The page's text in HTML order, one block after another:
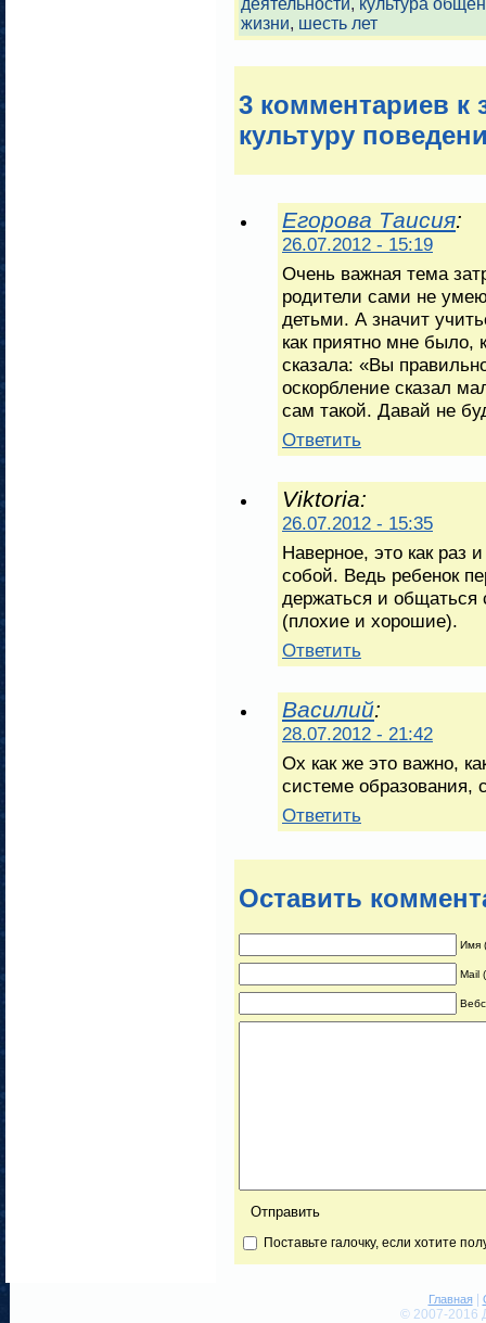
деятельности, культура
жизни, шесть лет
3 комментариев к
культуру
Егорова Таисия:
26.07.2012 - 15:19
Очень важная тема
родители сами не
детьми. А значит
как приятно мне было,
сказала: «Вы
оскорбление сказал
сам такой. Давай не
Ответить
Viktoria:
26.07.2012 - 15:35
Наверное, это как раз
собой. Ведь ребенок
держаться и
(плохие и хорошие).
Ответить
Василий:
28.07.2012 - 21:42
Ох как же это важно,
системе образования,
Ответить
Оставить
Имя
Mail
Поставьте галочку, если хотите
Главная|
© 2007-2016